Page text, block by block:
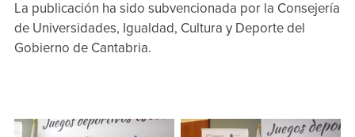
La publicación ha sido subvencionada por la Consejería
de Universidades, Igualdad, Cultura y Deporte del
Gobierno de Cantabria.